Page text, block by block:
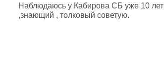
Наблюдаюсь у Кабирова СБ уже 10 лет
,знающий , толковый советую.